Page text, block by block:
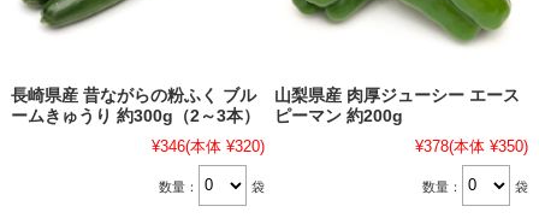
長崎県産 昔ながらの粉ふく ブル
ームきゅうり 約300g（2～3本）
¥346(本体 ¥320)
数量： 袋
山梨県産 肉厚ジューシー エース
ピーマン 約200g
¥378(本体 ¥350)
数量： 袋